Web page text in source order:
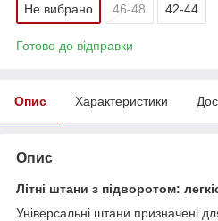
Не вибрано 46-48 42-44
Готово до відправки
Опис Характеристики
Опис
Літні штани з підворотом:
Універсальні штани призначені